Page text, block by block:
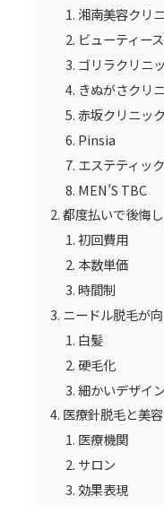
湘南美容クリ
ビューティー
ゴリラクリニ
きぬがさクリ
赤坂クリニック
Pinsia
エステティッ
MEN’S TBC
都度払いで後悔
初回費用
本数単価
時間制
ニードル脱毛が
白髪
硬毛化
細かいデザイン
医療針脱毛と美
医療機関
サロン
効果表現